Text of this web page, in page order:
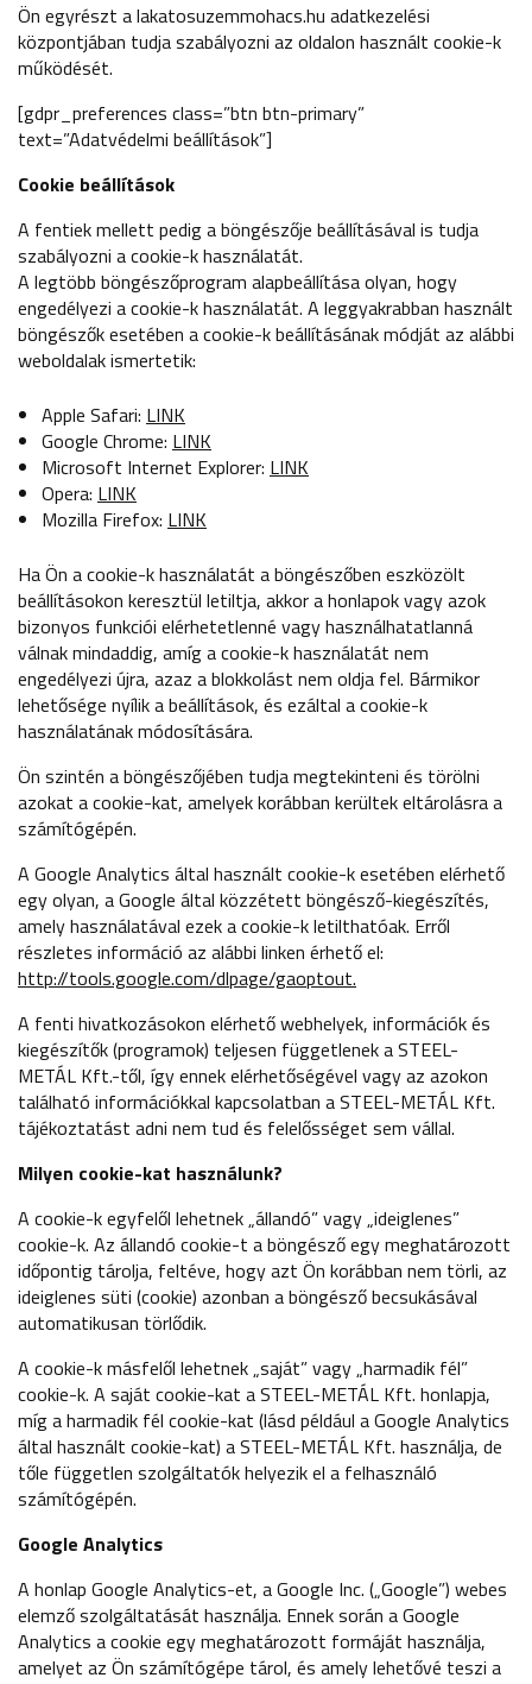
Ön egyrészt a lakatosuzemmohacs.hu adatkezelési
központjában tudja szabályozni az oldalon használt cookie-k
működését.
[gdpr_preferences class=”btn btn-primary”
text=”Adatvédelmi beállítások”]
Cookie beállítások
A fentiek mellett pedig a böngészője beállításával is tudja
szabályozni a cookie-k használatát.
A legtöbb böngészőprogram alapbeállítása olyan, hogy
engedélyezi a cookie-k használatát. A leggyakrabban használt
böngészők esetében a cookie-k beállításának módját az alábbi
weboldalak ismertetik:
Apple Safari: LINK
Google Chrome: LINK
Microsoft Internet Explorer: LINK
Opera: LINK
Mozilla Firefox: LINK
Ha Ön a cookie-k használatát a böngészőben eszközölt
beállításokon keresztül letiltja, akkor a honlapok vagy azok
bizonyos funkciói elérhetetlenné vagy használhatatlanná
válnak mindaddig, amíg a cookie-k használatát nem
engedélyezi újra, azaz a blokkolást nem oldja fel. Bármikor
lehetősége nyílik a beállítások, és ezáltal a cookie-k
használatának módosítására.
Ön szintén a böngészőjében tudja megtekinteni és törölni
azokat a cookie-kat, amelyek korábban kerültek eltárolásra a
számítógépén.
A Google Analytics által használt cookie-k esetében elérhető
egy olyan, a Google által közzétett böngésző-kiegészítés,
amely használatával ezek a cookie-k letilthatóak. Erről
részletes információ az alábbi linken érhető el:
http://tools.google.com/dlpage/gaoptout.
A fenti hivatkozásokon elérhető webhelyek, információk és
kiegészítők (programok) teljesen függetlenek a STEEL-
METÁL Kft.-től, így ennek elérhetőségével vagy az azokon
található információkkal kapcsolatban a STEEL-METÁL Kft.
tájékoztatást adni nem tud és felelősséget sem vállal.
Milyen cookie-kat használunk?
A cookie-k egyfelől lehetnek „állandó” vagy „ideiglenes”
cookie-k. Az állandó cookie-t a böngésző egy meghatározott
időpontig tárolja, feltéve, hogy azt Ön korábban nem törli, az
ideiglenes süti (cookie) azonban a böngésző becsukásával
automatikusan törlődik.
A cookie-k másfelől lehetnek „saját” vagy „harmadik fél”
cookie-k. A saját cookie-kat a STEEL-METÁL Kft. honlapja,
míg a harmadik fél cookie-kat (lásd például a Google Analytics
által használt cookie-kat) a STEEL-METÁL Kft. használja, de
tőle független szolgáltatók helyezik el a felhasználó
számítógépén.
Google Analytics
A honlap Google Analytics-et, a Google Inc. („Google”) webes
elemző szolgáltatását használja. Ennek során a Google
Analytics a cookie egy meghatározott formáját használja,
amelyet az Ön számítógépe tárol, és amely lehetővé teszi a